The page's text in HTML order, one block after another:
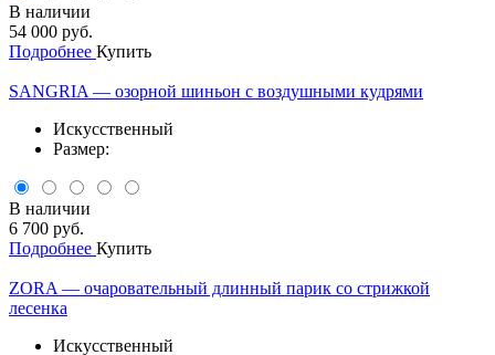
В наличии
54 000 руб.
Подробнее Купить
SANGRIA — озорной шиньон с воздушными кудрями
Искусственный
Размер:
В наличии
6 700 руб.
Подробнее Купить
ZORA — очаровательный длинный парик со стрижкой
лесенка
Искусственный